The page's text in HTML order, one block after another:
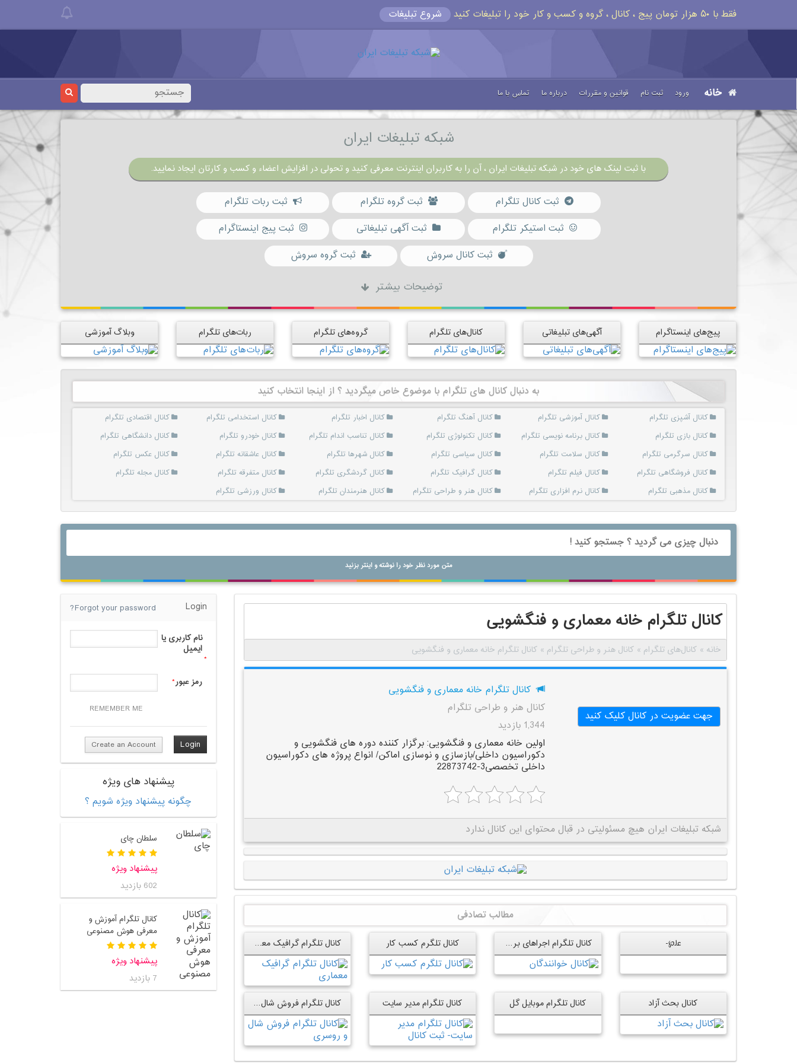
فقط با ۵۰ هزار تومان پیج ، کانال ، گروه و کسب و کار خود را تبلیغات کنید شروع تبلیغات
خانه ورود ثبت نام قوانین و مقررات درباره ما تماس با ما
شبکه تبلیغات ایران
با ثبت لینک های خود در شبکه تبلیغات ایران ، آن را به کاربران اینترنت معرفی کنید و تحولی در افزایش اعضاء و کسب و کارتان ایجاد نمایید.
ثبت کانال تلگرام ثبت گروه تلگرام
ثبت ربات تلگرام
ثبت استیکر تلگرام
ثبت آگهی تبلیغاتی
ثبت پیج اینستاگرام
ثبت کانال سروش
ثبت گروه سروش
توضیحات بیشتر
پیج‌های اینستاگرام آگهی‌های تبلیغاتی کانال‌های تلگرام گروه‌های تلگرام ربات‌های تلگرام وبلاگ آموزشی
به دنبال کانال های تلگرام با موضوع خاص میگردید ؟ از اینجا انتخاب کنید
کانال آشپزی تلگرام کانال آموزشی تلگرام کانال آهنگ تلگرام کانال اخبار تلگرام کانال استخدامی تلگرام
کانال اقتصادی تلگرام
کانال بازی تلگرام
کانال برنامه نویسی تلگرام کانال تکنولوژی تلگرام کانال تناسب اندام تلگرام کانال خودرو تلگرام
کانال دانشگاهی تلگرام
کانال سرگرمی تلگرام
کانال سلامت تلگرام کانال سیاسی تلگرام کانال شهرها تلگرام کانال عاشقانه تلگرام
کانال عکس تلگرام
کانال فروشگاهی تلگرام
کانال فیلم تلگرام کانال گرافیک تلگرام کانال گردشگری تلگرام کانال متفرقه تلگرام
کانال مجله تلگرام
کانال مذهبی تلگرام
کانال نرم افزاری تلگرام کانال هنر و طراحی تلگرام کانال هنرمندان تلگرام کانال ورزشی تلگرام
متن مورد نظر خود را نوشته و اینتر بزنید
کانال تلگرام خانه معماری و فنگشویی
خانه » کانال‌های تلگرام » کانال هنر و طراحی تلگرام » کانال تلگرام خانه معماری و فنگشویی
جهت عضویت در کانال کلیک کنید
کانال تلگرام خانه معماری و فنگشویی
کانال هنر و طراحی تلگرام
1,344 بازدید
اولین خانه معماری و فنگشویی: برگزار کننده دوره های فنگشویی و
دکوراسیون داخلی/بازسازی و نوسازی اماکن/ انواع پروژه های دکوراسیون
داخلی تخصصی3-22873742
شبکه تبلیغات ایران هیچ مسئولیتی در قبال محتوای این کانال ندارد
مطالب تصادفی
ﻋﻟ℘- کانال تلگرام اجراهای برنامه گئجه لر کانال تلگرم کسب کار کانال تلگرام گرافیک معماری
کانال بحث آزاد کانال تلگرام موبایل گل کانال تلگرام مدیر سایت کانال تلگرام فروش شال و روسری
Login
Forgot your password?
نام کاربری یا
ایمیل
*
رمز عبور*
REMEMBER ME
Create an Account
پیشنهاد های ویژه
چگونه پیشنهاد ویژه شویم ؟
سلطان چای
پیشنهاد ویژه
602 بازدید
کانال تلگرام آموزش و
معرفی هوش مصنوعی
پیشنهاد ویژه
7 بازدید